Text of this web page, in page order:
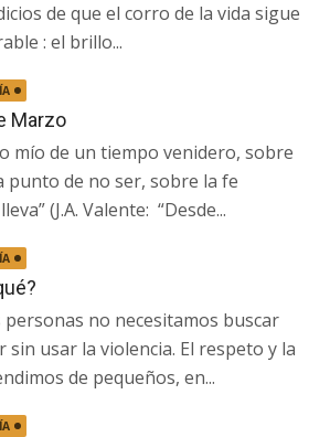
de que el corro de la vida sigue
: el brillo...
Marzo
mío de un tiempo venidero, sobre
punto de no ser, sobre la fe
(J.A. Valente: “Desde...
personas no necesitamos buscar
sin usar la violencia. El respeto y la
de pequeños, en...